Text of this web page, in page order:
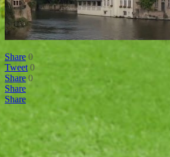
Share 0
Tweet 0
Share 0
Share
Share